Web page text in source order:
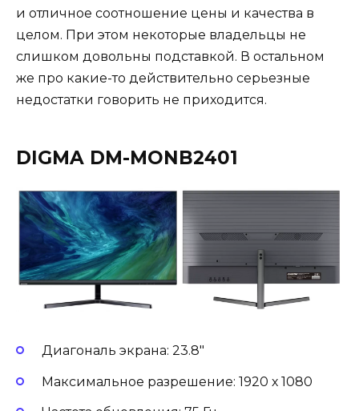
и отличное соотношение цены и качества в
целом. При этом некоторые владельцы не
слишком довольны подставкой. В остальном
же про какие-то действительно серьезные
недостатки говорить не приходится.
DIGMA DM-MONB2401
Диагональ экрана: 23.8″
Максимальное разрешение: 1920 х 1080